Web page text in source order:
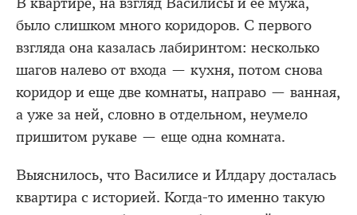
было слишком много коридоров. С первого
взгляда она казалась лабиринтом: несколько
шагов налево от входа — кухня, потом снова
коридор и еще две комнаты, направо — ванная,
а уже за ней, словно в отдельном, неумело
пришитом рукаве — еще одна комната.
Выяснилось, что Василисе и Илдару досталась
квартира с историей. Когда-то именно такую